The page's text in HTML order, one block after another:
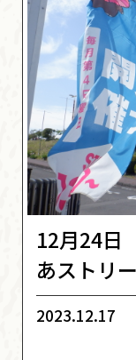
12月24日
あストリ
2023.12.17